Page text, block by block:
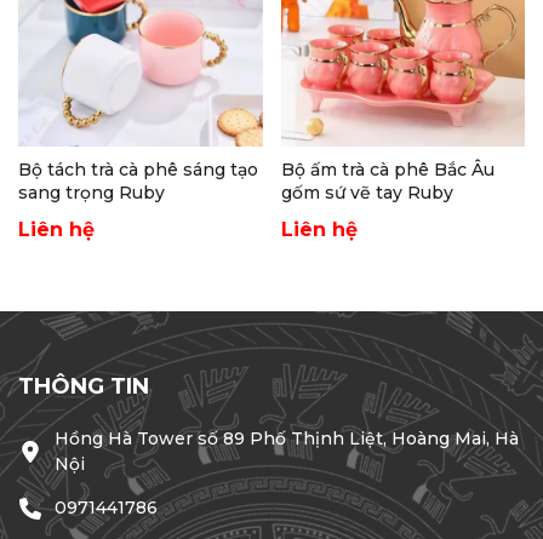
Bộ tách trà cà phê sáng tạo
sang trọng Ruby
Liên hệ
Bộ ấm trà cà phê Bắc Âu
gốm sứ vẽ tay Ruby
Liên hệ
THÔNG TIN
Hồng Hà Tower số 89 Phố Thịnh Liệt, Hoàng Mai, Hà
Nội
0971441786